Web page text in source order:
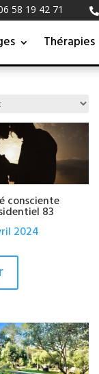
Thérapies
58 19 42 71

consciente
83
2024